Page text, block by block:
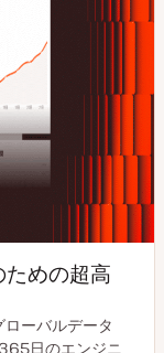
めの超高
ーバルデータ
日のエンジニ